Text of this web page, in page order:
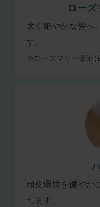
ローズ
太く艶やかな髪へ
す。
※ローズマリー葉油(
頭皮環境を健やか
ちます。